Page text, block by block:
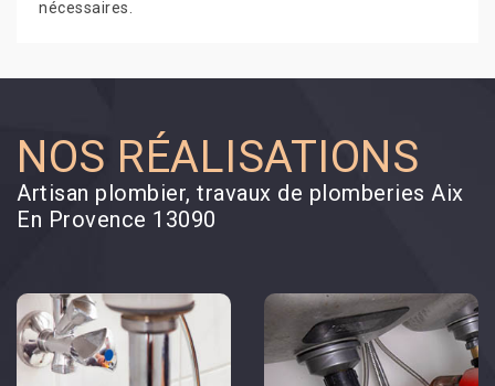
nécessaires.
NOS RÉALISATIONS
Artisan plombier, travaux de plomberies Aix
En Provence 13090